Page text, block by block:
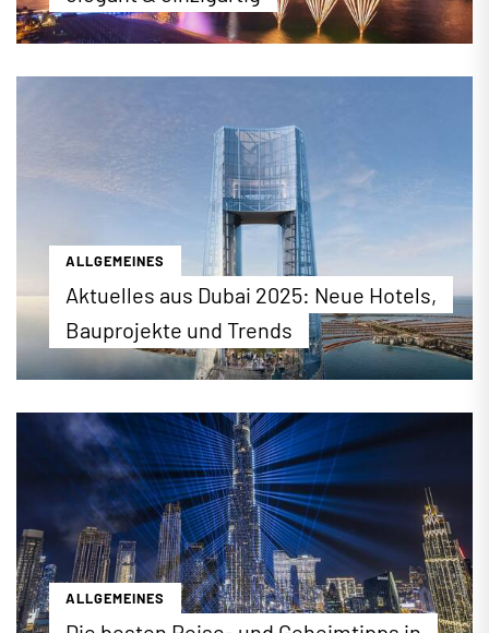
Weihnachten in Dubai: Im Jahr 2025 finden wieder
das Weihnachtsfest in der Metropole verbringen
können, erfahren Sie hier.
...mehr erfahren
ALLGEMEINES
Aktuelles aus Dubai 2025: Neue Hotels,
Bauprojekte und Trends
Was ist los in Dubai? Wir werfen einen Blick auf
Trends und Bauprojekte in der Metropole
...mehr erfahren
ALLGEMEINES